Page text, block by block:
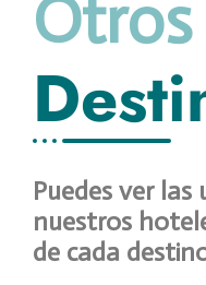
Otros
Puedes ver las
nuestros
de cada